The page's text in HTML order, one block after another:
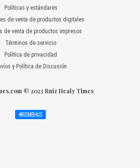
Políticas y estándares
de venta de productos digitales
de venta de productos impresos
Términos de servicio
Política de privacidad
y Política de Discusión
© 2023 Ruiz Healy Times